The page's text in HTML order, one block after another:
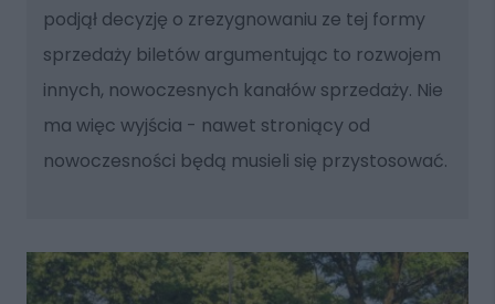
podjął decyzję o zrezygnowaniu ze tej formy
sprzedaży biletów argumentując to rozwojem
innych, nowoczesnych kanałów sprzedaży. Nie
ma więc wyjścia - nawet stroniący od
nowoczesności będą musieli się przystosować.